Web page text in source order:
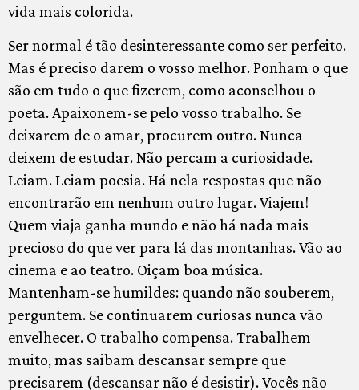
vida mais colorida.
Ser normal é tão desinteressante como ser perfeito.
Mas é preciso darem o vosso melhor. Ponham o que
são em tudo o que fizerem, como aconselhou o
poeta. Apaixonem-se pelo vosso trabalho. Se
deixarem de o amar, procurem outro. Nunca
deixem de estudar. Não percam a curiosidade.
Leiam. Leiam poesia. Há nela respostas que não
encontrarão em nenhum outro lugar. Viajem!
Quem viaja ganha mundo e não há nada mais
precioso do que ver para lá das montanhas. Vão ao
cinema e ao teatro. Oiçam boa música.
Mantenham-se humildes: quando não souberem,
perguntem. Se continuarem curiosas nunca vão
envelhecer. O trabalho compensa. Trabalhem
muito, mas saibam descansar sempre que
precisarem (descansar não é desistir). Vocês não